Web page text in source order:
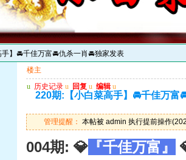
】🚘千佳万富🚘仇杀一肖🚘独家发表
楼主
u 历史记录 u 回复 u 编辑 u
220期:【小白菜高手】🚘千佳万富
管理提醒： 本帖被 admin 执行提前操作
004期: 💎 『千佳万富』